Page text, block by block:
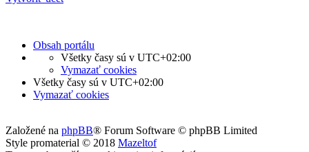
Obsah portálu
Všetky časy sú v UTC+02:00
Vymazať cookies
Všetky časy sú v UTC+02:00
Vymazať cookies
Založené na phpBB® Forum Software © phpBB Limited
Style promaterial © 2018 Mazeltof